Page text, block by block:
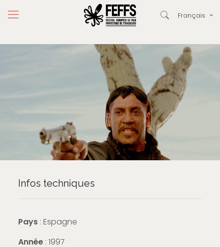
Français
Infos techniques
Pays : Espagne
Année : 1997